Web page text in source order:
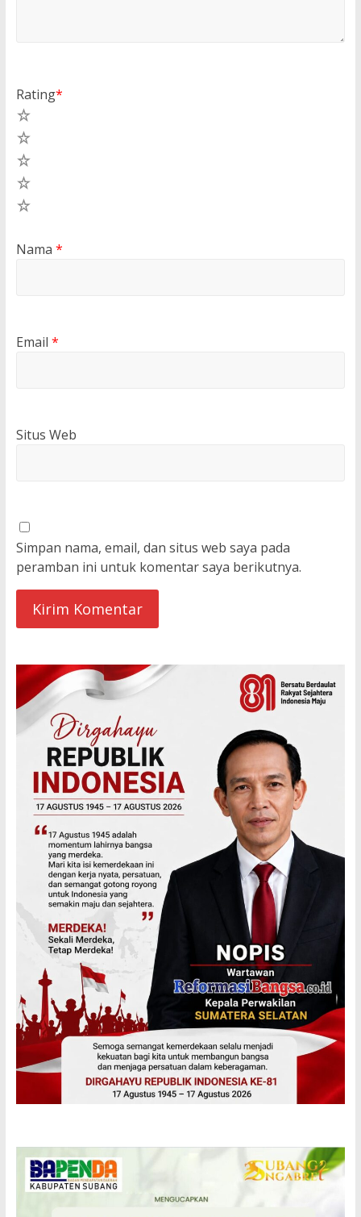
Rating*
Nama *
Email *
Situs Web
Simpan nama, email, dan situs web saya pada
peramban ini untuk komentar saya berikutnya.